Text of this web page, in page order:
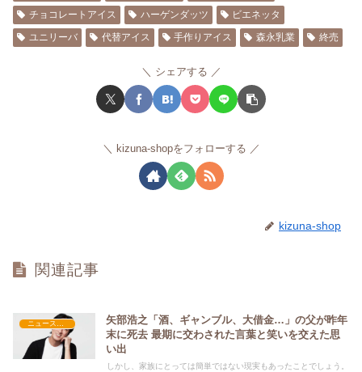
チョコレートアイス
ハーゲンダッツ
ビエネッタ
ユニリーバ
代替アイス 手作りアイス 森永乳業 終売
シェアする
kizuna-shopをフォローする
kizuna-shop
関連記事
ニュース速報
矢部浩之「酒、ギャンブル、大借金…」の父が昨年
末に死去 最期に交わされた言葉と笑いを交えた思
い出
しかし、家族にとっては簡単ではない現実もあったことでしょう。